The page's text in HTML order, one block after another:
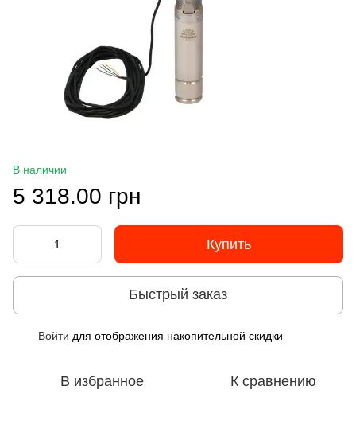
В наличии
5 318.00 грн
Купить
Быстрый заказ
Войти для отображения накопительной скидки
В избранное К сравнению